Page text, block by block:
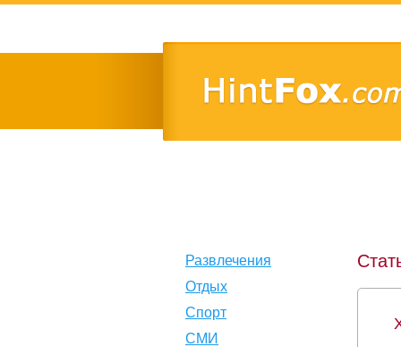
Развлечения
Отдых
Спорт
СМИ